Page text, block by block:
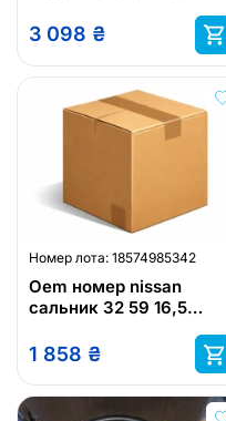
2005+ 1 штука
3 098 ₴
Номер лота: 18574985342
Oem номер nissan
сальник 32 59 16,5
1 858 ₴